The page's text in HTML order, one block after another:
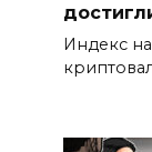
Индекс